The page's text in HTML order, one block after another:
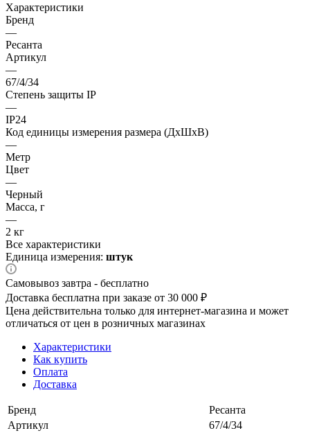
Характеристики
Бренд
—
Ресанта
Артикул
—
67/4/34
Степень защиты IP
—
IP24
Код единицы измерения размера (ДхШхВ)
—
Метр
Цвет
—
Черный
Масса, г
—
2 кг
Все характеристики
Единица измерения: штук
Самовывоз завтра - бесплатно
Доставка бесплатна при заказе от 30 000 ₽
Цена действительна только для интернет-магазина и может
отличаться от цен в розничных магазинах
Характеристики
Как купить
Оплата
Доставка
Бренд
Ресанта
Артикул
67/4/34